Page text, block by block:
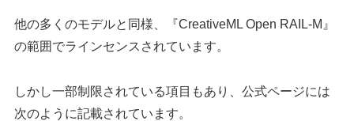
他の多くのモデルと同様、『CreativeML Open RAIL-M』
の範囲でラインセンスされています。
しかし一部制限されている項目もあり、公式ページには
次のように記載されています。